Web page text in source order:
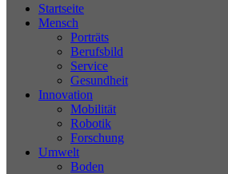
Startseite
Mensch
Porträts
Berufsbild
Service
Gesundheit
Innovation
Mobilität
Robotik
Forschung
Umwelt
Boden